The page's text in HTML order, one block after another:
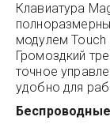
Клавиатура
модулем Touch
Громоздкий
точное
удобно для